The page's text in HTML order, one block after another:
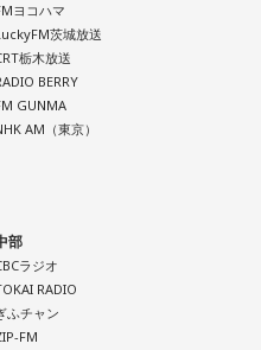
ル）
10代に占いに出会い、勉
手な部分を克服。成績も最
を経て、悩みやコンプレッ
格的に占いの世界に進出。
続1位。占いコンテンツ
ース。
online-uranai.jp/
への質疑応答も実施。最後
、「リスナーの皆さんのエ
るだけでも、僕はポジティ
なので、そのお別れとど
考える一つのきっかけにな
した。
ヨコハマ
茨城放送
栃木放送
BERRY
GUNMA
AM（東京）
部
ラジオ
RADIO
ふチャン
FM